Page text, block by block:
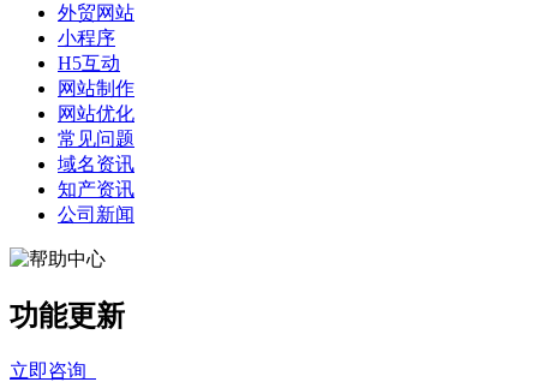
外贸网站
小程序
H5互动
网站制作
网站优化
常见问题
域名资讯
知产资讯
公司新闻
功能更新
立即咨询